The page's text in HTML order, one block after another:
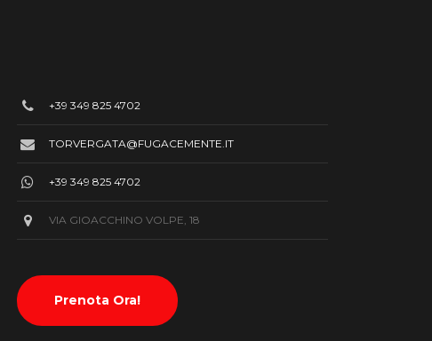
+39 349 825 4702
TORVERGATA@FUGACEMENTE.IT
+39 349 825 4702
VIA GIOACCHINO VOLPE, 18
Prenota Ora!